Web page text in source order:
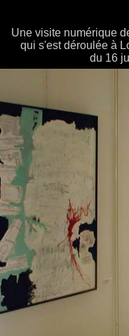
Une visite numérique
qui s'est déroulée à
du 16